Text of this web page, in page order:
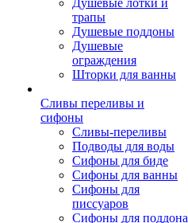
Душевые лотки и
трапы
Душевые поддоны
Душевые
ограждения
Шторки для ванны
Сливы переливы и
сифоны
Сливы-переливы
Подводы для воды
Сифоны для биде
Сифоны для ванны
Сифоны для
писсуаров
Сифоны для поддона